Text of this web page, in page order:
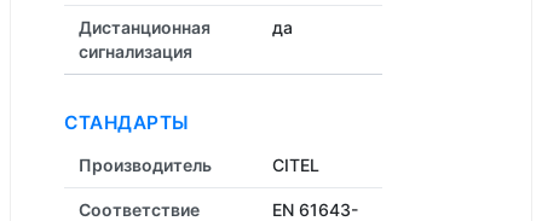
Дистанционная
cигнализация
да
СТАНДАРТЫ
Производитель CITEL
Соответствие
EN 61643-